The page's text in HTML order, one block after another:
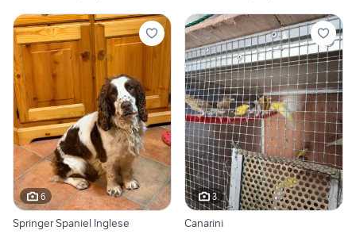
6
Springer Spaniel Inglese
3
Canarini